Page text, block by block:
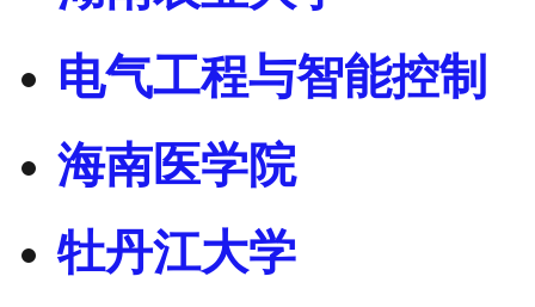
电气工程与智能控制
海南医学院
牡丹江大学